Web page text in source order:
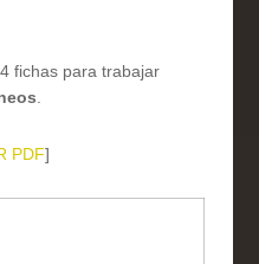
fichas para trabajar
.
PDF]